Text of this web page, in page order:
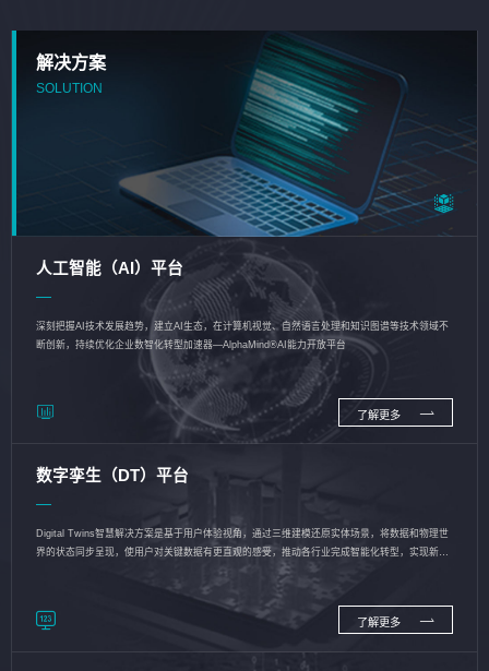
解决方案
SOLUTION
人工智能（AI）平台
深刻把握AI技术发展趋势，建立AI生态，在计算机视觉、自然语言处理和知识图谱等技术领域不
断创新，持续优化企业数智化转型加速器—AlphaMind®AI能力开放平台
了解更多
数字孪生（DT）平台
Digital Twins智慧解决方案是基于用户体验视角，通过三维建模还原实体场景，将数据和物理世
界的状态同步呈现，使用户对关键数据有更直观的感受，推动各行业完成智能化转型，实现新旧
了解更多